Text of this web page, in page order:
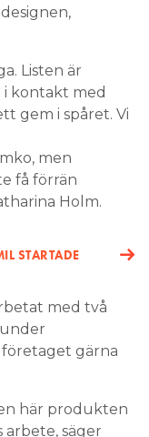
Listen är
i kontakt med
gem i spåret. Vi
men
få förrän
Holm.
STARTADE
med två
gärna
här produkten
arbete, säger